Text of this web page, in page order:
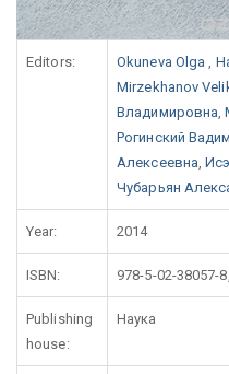
Editors: Okuneva Olga
Mirzekhanov
Владимировна ,
Рогинский
Алексеевна ,
Чубарьян
Year: 2014
ISBN: 978-5-02-38057-
Publishing
house:
Наука